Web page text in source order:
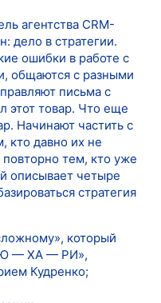
агентства CRM-
дело в стратегии.
ошибки в работе с
общаются с разными
письма с
этот товар. Что еще
Начинают частить с
кто давно их не
тем, кто уже
описывает четыре
стратегия
который
— ХА — РИ»,
Кудренко;